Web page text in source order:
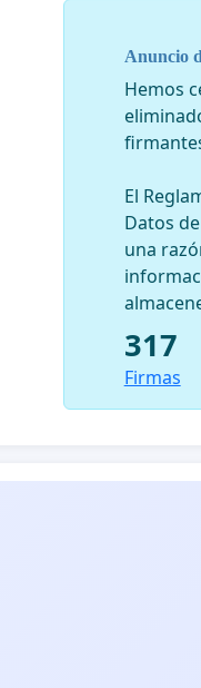
Anuncio
Hemos
El
Datos
una
317
Firmas